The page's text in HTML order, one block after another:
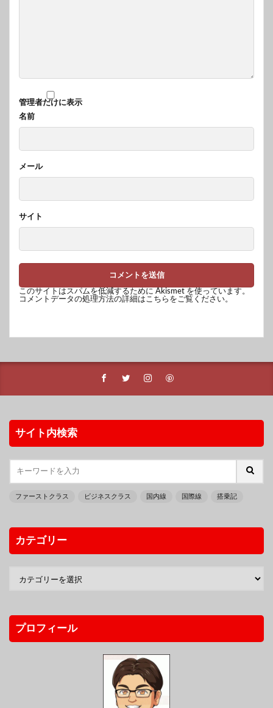
管理者だけに表示
名前
メール
サイト
このサイトはスパムを低減するために Akismet を使っています。
コメントデータの処理方法の詳細はこちらをご覧ください。
サイト内検索
ファーストクラス ビジネスクラス 国内線 国際線 搭乗記
カテゴリー
プロフィール